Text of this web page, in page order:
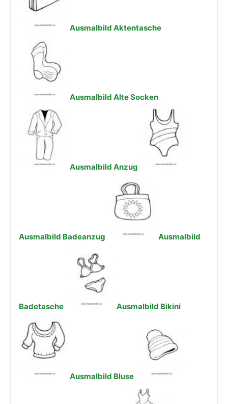
Ausmalbild Aktentasche
Ausmalbild Alte Socken
Ausmalbild Anzug
Ausmalbild Badeanzug Ausmalbild
Badetasche Ausmalbild Bikini
Ausmalbild Bluse